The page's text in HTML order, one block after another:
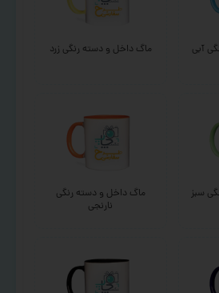
آبی ماگ داخل و دسته رنگی زرد
سبز
ماگ داخل و دسته رنگی
نارنجی